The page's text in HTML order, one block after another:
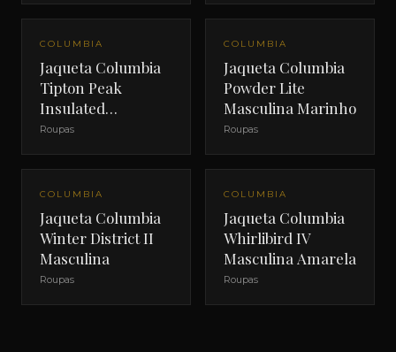
OFERTA
COLUMBIA
Jaqueta Columbia
Tipton Peak
Insulated
Masculina Preta
Roupas
OFERTA
COLUMBIA
Jaqueta Columbia
Powder Lite
Masculina Marinho
Roupas
OFERTA
COLUMBIA
Jaqueta Columbia
Winter District II
Masculina
Roupas
OFERTA
COLUMBIA
Jaqueta Columbia
Whirlibird IV
Masculina Amarela
Roupas